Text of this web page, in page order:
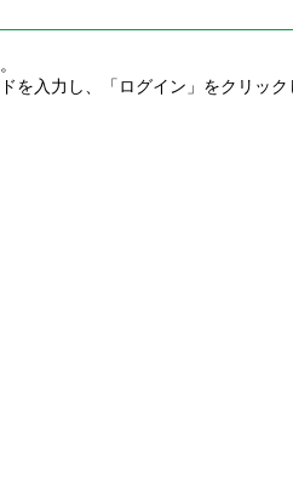
を入力し、「ログイン」をクリック